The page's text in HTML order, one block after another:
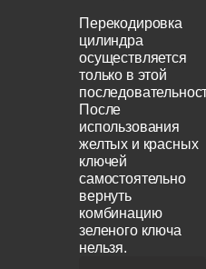
Перекодировка
цилиндра
осуществляется
только в этой
После
использования
желтых и красных
ключей
самостоятельно
вернуть
комбинацию
зеленого ключа
нельзя.